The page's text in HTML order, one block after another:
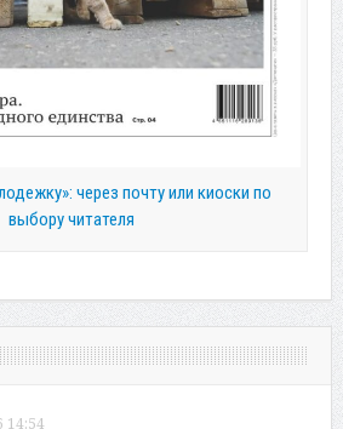
через почту или киоски по
выбору читателя
14:54